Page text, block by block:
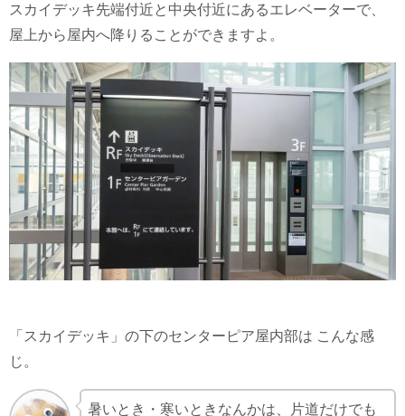
スカイデッキ先端付近と中央付近にあるエレベーターで、
屋上から屋内へ降りることができますよ。
「スカイデッキ」の下のセンターピア屋内部は こんな感
じ。
暑いとき・寒いときなんかは、片道だけでも